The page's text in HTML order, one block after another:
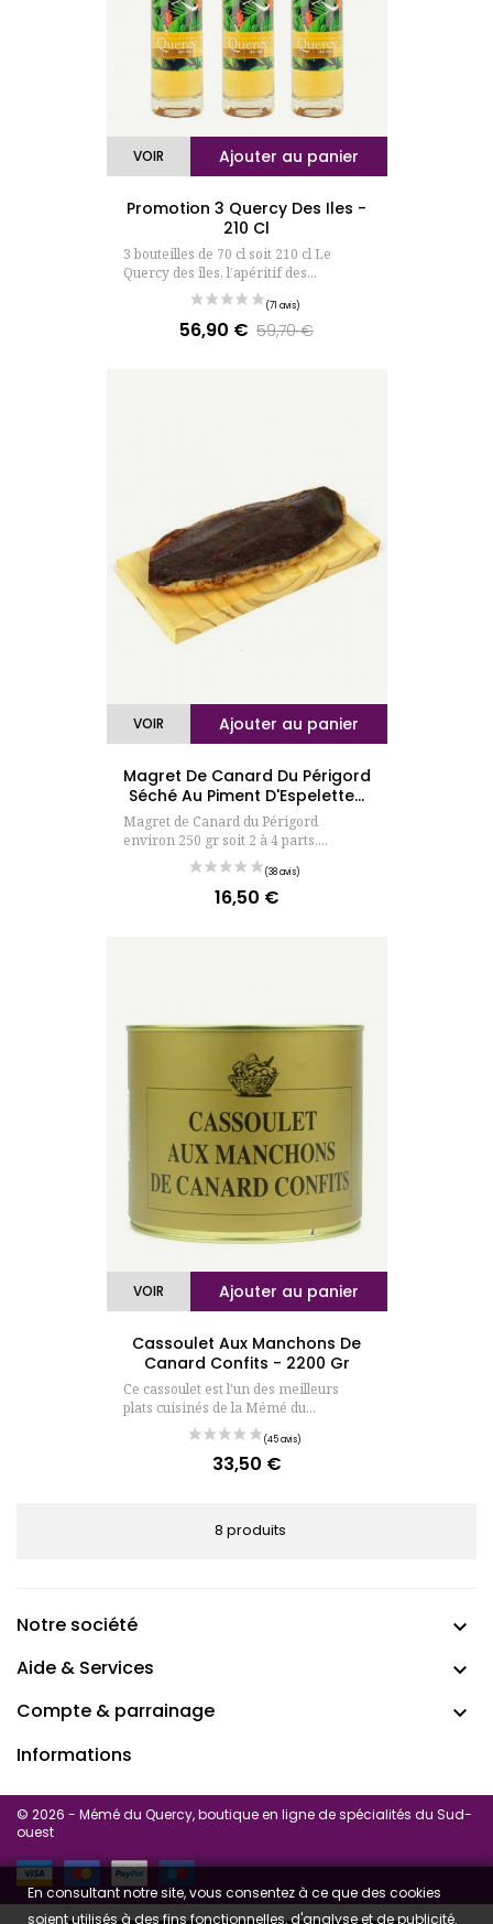
(45
Ajouter au panier
VOIR
Promotion 3 Quercy Des Iles -
210 Cl
3 bouteilles de 70 cl soit 210 cl Le
Quercy des îles, l’apéritif des...
Prix
56,90 € Prix
59,70 €
Ajouter au panier
VOIR
Magret De Canard Du Périgord
Séché Au Piment D'Espelette...
Magret de Canard du Périgord
environ 250 gr soit 2 à 4 parts....
Prix
16,50 €
Ajouter au panier
VOIR
Cassoulet Aux Manchons De
Canard Confits - 2200 Gr
Ce cassoulet est l'un des meilleurs
plats cuisinés de la Mémé du...
Prix
33,50 €
8 produits
Notre société 
Aide & Services 
Compte & parrainage 
Informations
© 2026 - Mémé du Quercy, boutique en ligne de spécialités du Sud-
ouest
En consultant notre site, vous consentez à ce que des cookies
soient utilisés à des fins fonctionnelles, d'analyse et de publicité.